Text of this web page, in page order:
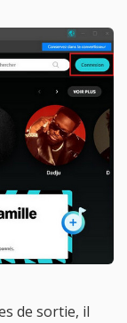
de sortie, il